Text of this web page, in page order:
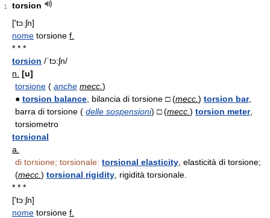
1
torsion
['tɔːʃn]
nome torsione f.
* * *
torsion /ˈtɔ:ʃn/
n. [u]
torsione ( anche mecc. )
● torsion balance , bilancia di torsione □ (mecc. ) torsion bar,
barra di torsione ( delle sospensioni) □ (mecc. ) torsion meter,
torsiometro
torsional
a.
di torsione; torsionale: torsional elasticity , elasticità di torsione;
(mecc. ) torsional rigidity , rigidità torsionale.
* * *
['tɔːʃn]
nome torsione f.